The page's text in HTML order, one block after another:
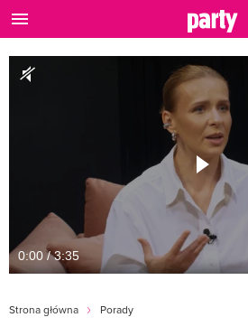
0:00 / 3:35
Strona główna Porady